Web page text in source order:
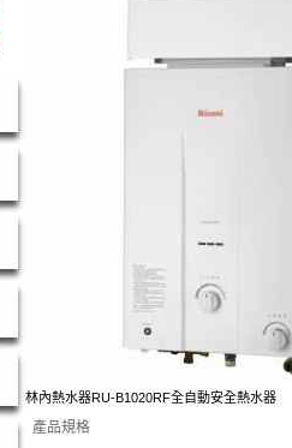
林內熱水器RU-B1020RF全自動安全熱水器
產品規格